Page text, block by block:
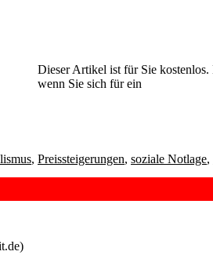
Dieser Artikel ist für Sie
wenn Sie sich für ein
, Preissteigerungen, soziale Notlage,